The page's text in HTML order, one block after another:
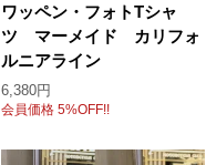
ワッペン・フォトTシャ
ツ マーメイド カリフォ
ルニアライン
6,380円
会員価格 5%OFF!!